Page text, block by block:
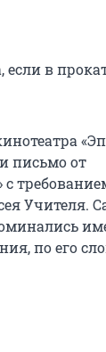
если в
письмо от
с
Учителя.
по его